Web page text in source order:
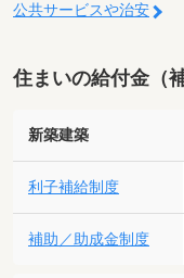
公共サービスや治安
住まいの給付金（
新築建築
利子補給制度
補助／助成金制度